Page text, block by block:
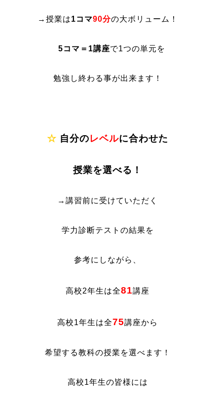
→授業は1コマ90分の大ボリューム！
5コマ＝1講座で1つの単元を
勉強し終わる事が出来ます！
☆ 自分のレベルに合わせた
授業を選べる！
→講習前に受けていただく
学力診断テストの結果を
参考にしながら、
高校2年生は全81講座
高校1年生は全75講座から
希望する教科の授業を選べます！
高校1年生の皆様には